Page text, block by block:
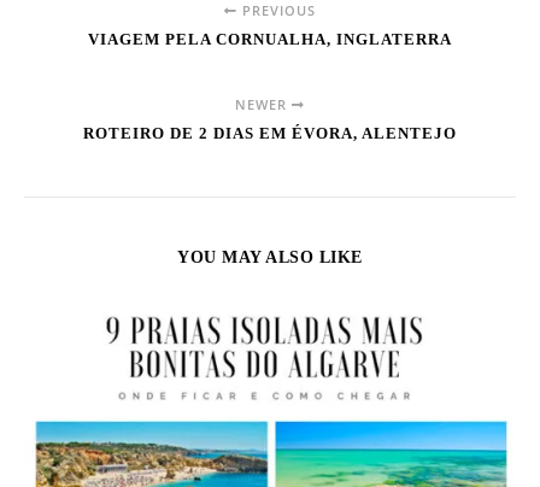
PREVIOUS
VIAGEM PELA CORNUALHA, INGLATERRA
NEWER
ROTEIRO DE 2 DIAS EM ÉVORA, ALENTEJO
YOU MAY ALSO LIKE